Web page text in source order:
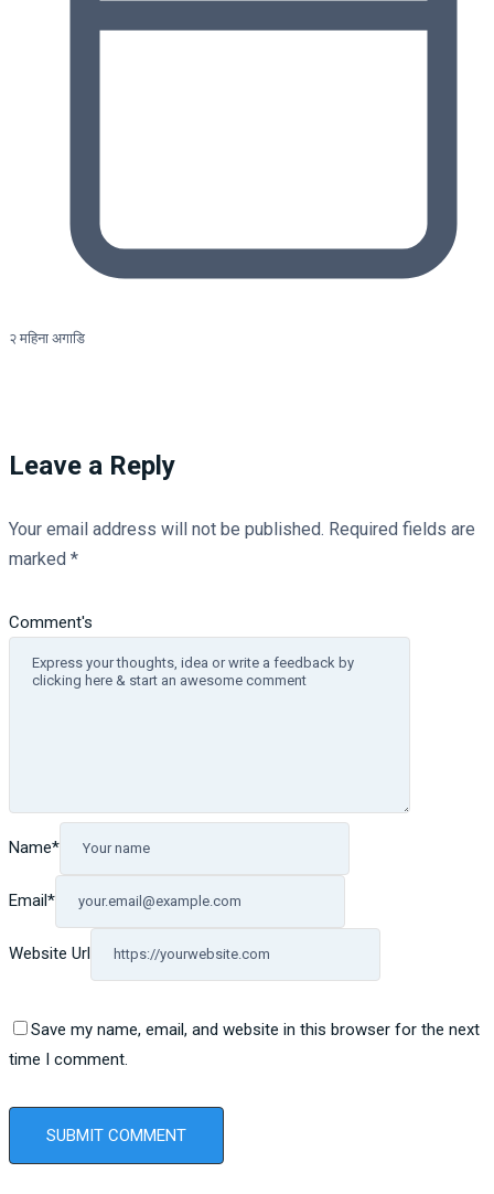
२ महिना अगाडि
Leave a Reply
Your email address will not be published. Required fields are
marked *
Comment's
Name*
Email*
Website Url
Save my name, email, and website in this browser for the next
time I comment.